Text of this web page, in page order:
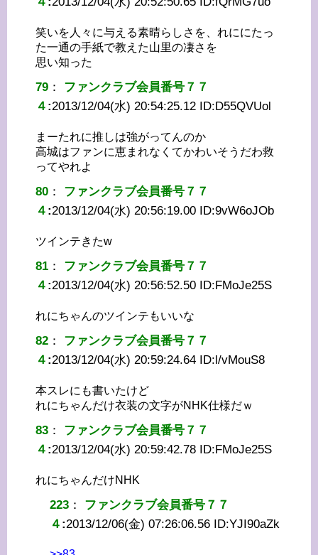
笑いを人々に与える素晴らしさを、れににたっ
た一通の手紙で教えた山里の凄さを
思い知った
79 ： ファンクラブ会員番号７７
４ :2013/12/04(水) 20:54:25.12 ID:D55QVUol
まーたれに推しは強がってんのか
高城はファンに恵まれなくてかわいそうだわ救
ってやれよ
80 ： ファンクラブ会員番号７７
４ :2013/12/04(水) 20:56:19.00 ID:9vW6oJOb
ツインテきたw
81 ： ファンクラブ会員番号７７
４ :2013/12/04(水) 20:56:52.50 ID:FMoJe25S
れにちゃんのツインテもいいな
82 ： ファンクラブ会員番号７７
４ :2013/12/04(水) 20:59:24.64 ID:l/vMouS8
本スレにも書いたけど
れにちゃんだけ衣装の文字がNHK仕様だｗ
83 ： ファンクラブ会員番号７７
４ :2013/12/04(水) 20:59:42.78 ID:FMoJe25S
れにちゃんだけNHK
223 ： ファンクラブ会員番号７７
４ :2013/12/06(金) 07:26:06.56 ID:YJI90aZk